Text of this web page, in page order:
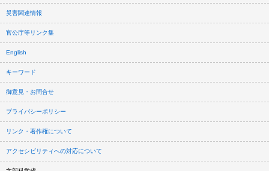
災害関連情報
官公庁等リンク集
English
キーワード
御意見・お問合せ
プライバシーポリシー
リンク・著作権について
アクセシビリティへの対応について